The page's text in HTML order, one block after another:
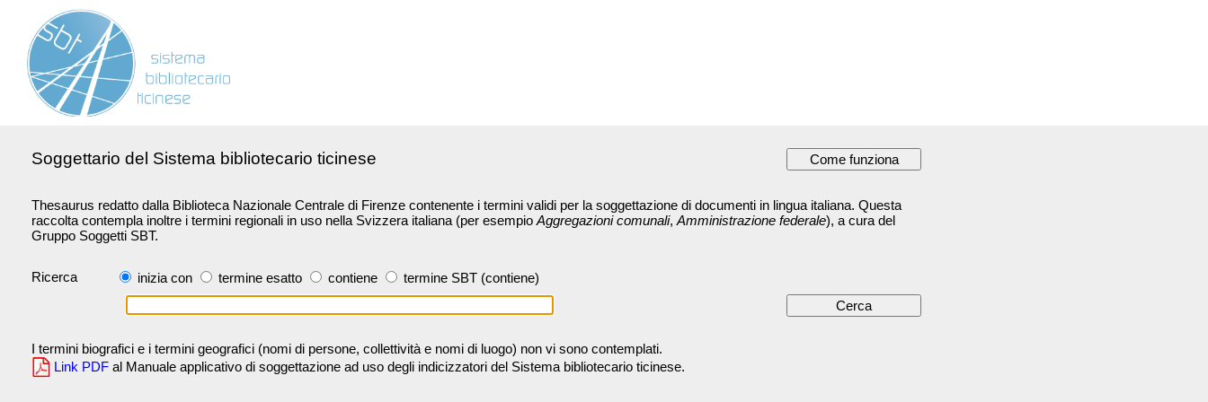
Soggettario del Sistema bibliotecario ticinese
Thesaurus redatto dalla Biblioteca Nazionale Centrale di Firenze contenente i termini validi per la soggettazione di documenti in lingua italiana. Questa
raccolta contempla inoltre i termini regionali in uso nella Svizzera italiana (per esempio Aggregazioni comunali, Amministrazione federale), a cura del
Gruppo Soggetti SBT.
Ricerca inizia con termine esatto contiene termine SBT (contiene)
I termini biografici e i termini geografici (nomi di persone, collettività e nomi di luogo) non vi sono contemplati.
Link PDF al Manuale applicativo di soggettazione ad uso degli indicizzatori del Sistema bibliotecario ticinese.